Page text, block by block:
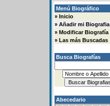
Menú Biográfico
» Inicio
» Añadir mi Biografia
» Modificar Biografía
» Las más Buscadas
Busca Biografías
Abecedario